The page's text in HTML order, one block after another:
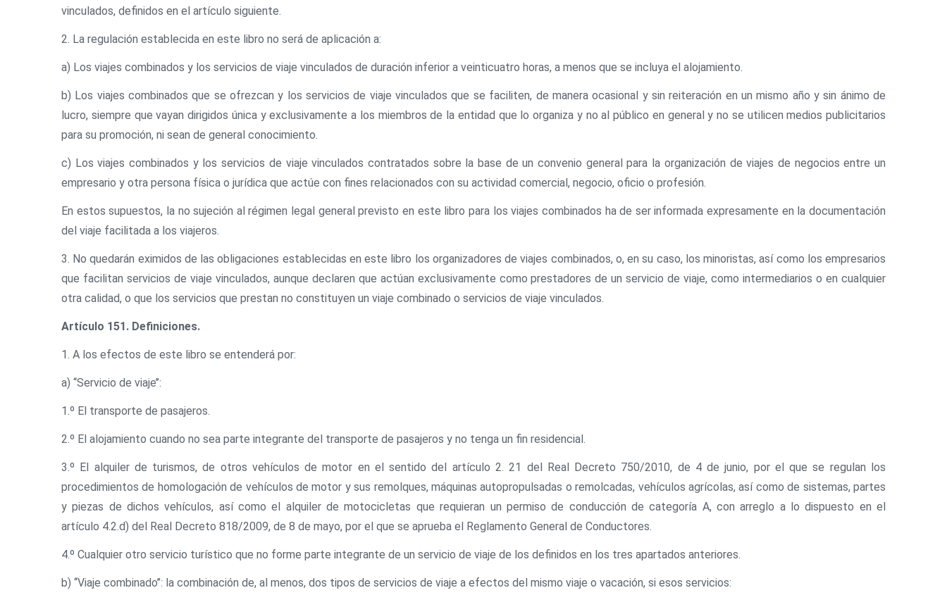
vinculados, definidos en el artículo siguiente.
2. La regulación establecida en este libro no será de aplicación a:
a) Los viajes combinados y los servicios de viaje vinculados de duración inferior a veinticuatro horas, a menos que se incluya el alojamiento.
b) Los viajes combinados que se ofrezcan y los servicios de viaje vinculados que se faciliten, de manera ocasional y sin reiteración en un mismo año y sin ánimo de
lucro, siempre que vayan dirigidos única y exclusivamente a los miembros de la entidad que lo organiza y no al público en general y no se utilicen medios publicitarios
para su promoción, ni sean de general conocimiento.
c) Los viajes combinados y los servicios de viaje vinculados contratados sobre la base de un convenio general para la organización de viajes de negocios entre un
empresario y otra persona física o jurídica que actúe con fines relacionados con su actividad comercial, negocio, oficio o profesión.
En estos supuestos, la no sujeción al régimen legal general previsto en este libro para los viajes combinados ha de ser informada expresamente en la documentación
del viaje facilitada a los viajeros.
3. No quedarán eximidos de las obligaciones establecidas en este libro los organizadores de viajes combinados, o, en su caso, los minoristas, así como los empresarios
que facilitan servicios de viaje vinculados, aunque declaren que actúan exclusivamente como prestadores de un servicio de viaje, como intermediarios o en cualquier
otra calidad, o que los servicios que prestan no constituyen un viaje combinado o servicios de viaje vinculados.
Artículo 151. Definiciones.
1. A los efectos de este libro se entenderá por:
a) ‘‘Servicio de viaje’’:
1.º El transporte de pasajeros.
2.º El alojamiento cuando no sea parte integrante del transporte de pasajeros y no tenga un fin residencial.
3.º El alquiler de turismos, de otros vehículos de motor en el sentido del artículo 2. 21 del Real Decreto 750/2010, de 4 de junio, por el que se regulan los
procedimientos de homologación de vehículos de motor y sus remolques, máquinas autopropulsadas o remolcadas, vehículos agrícolas, así como de sistemas, partes
y piezas de dichos vehículos, así como el alquiler de motocicletas que requieran un permiso de conducción de categoría A, con arreglo a lo dispuesto en el
artículo 4.2.d) del Real Decreto 818/2009, de 8 de mayo, por el que se aprueba el Reglamento General de Conductores.
4.º Cualquier otro servicio turístico que no forme parte integrante de un servicio de viaje de los definidos en los tres apartados anteriores.
b) ‘‘Viaje combinado’’: la combinación de, al menos, dos tipos de servicios de viaje a efectos del mismo viaje o vacación, si esos servicios: